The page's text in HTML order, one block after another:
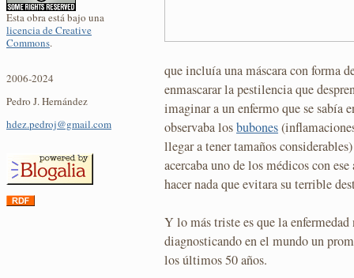
Esta obra está bajo una
licencia de Creative
Commons.
2006-2024
Pedro J. Hernández
hdez.pedroj@gmail.com
que incluía una máscara con forma
enmascarar la pestilencia que
imaginar a un enfermo que se sabía
observaba losbubones
llegar a tener tamaños
acercaba uno de los médicos con
hacer nada que evitara su terrible
Y lo más triste es que la enfermedad
diagnosticando en el mundo un
los últimos 50 años.